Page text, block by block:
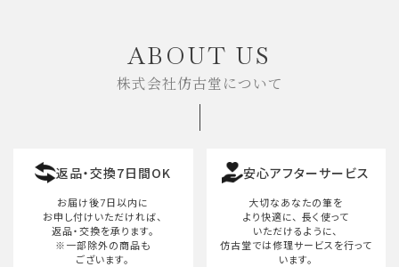
ABOUT US
株式会社仿古堂について
返品・交換7日間OK
お届け後7日以内に
お申し付けいただければ、
返品・交換を承ります。
※一部除外の商品も
ございます。
安心アフターサービス
大切なあなたの筆を
より快適に、 長く使って
いただけるように、
仿古堂では修理サービスを行って
います。